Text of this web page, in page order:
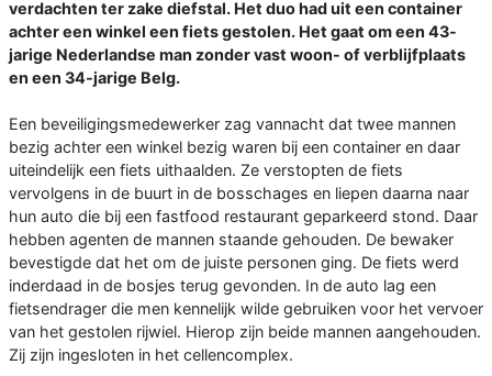
verdachten ter zake diefstal. Het duo had uit een container
achter een winkel een fiets gestolen. Het gaat om een 43-
jarige Nederlandse man zonder vast woon- of verblijfplaats
en een 34-jarige Belg.
Een beveiligingsmedewerker zag vannacht dat twee mannen
bezig achter een winkel bezig waren bij een container en daar
uiteindelijk een fiets uithaalden. Ze verstopten de fiets
vervolgens in de buurt in de bosschages en liepen daarna naar
hun auto die bij een fastfood restaurant geparkeerd stond. Daar
hebben agenten de mannen staande gehouden. De bewaker
bevestigde dat het om de juiste personen ging. De fiets werd
inderdaad in de bosjes terug gevonden. In de auto lag een
fietsendrager die men kennelijk wilde gebruiken voor het vervoer
van het gestolen rijwiel. Hierop zijn beide mannen aangehouden.
Zij zijn ingesloten in het cellencomplex.